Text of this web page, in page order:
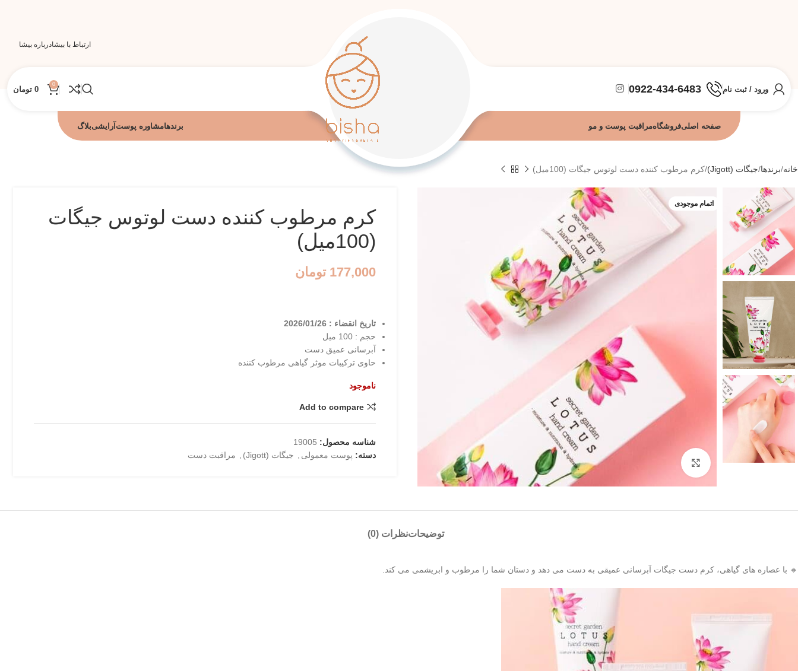
ارتباط با بیشادرباره بیشا
ورود / ثبت نام 0922-434-6483
0
0 تومان
صفحه اصلیفروشگاهمراقبت پوست و مو برندهامشاوره پوستآرایشیبلاگ
خانه برندها جیگات (Jigott) کرم مرطوب کننده دست لوتوس جیگات (100میل)
اتمام موجودی
کرم مرطوب کننده دست لوتوس جیگات
(100میل)
177,000 تومان
تاریخ انقضاء : 2026/01/26
حجم : 100 میل
آبرسانی عمیق دست
حاوی ترکیبات موثر گیاهی مرطوب کننده
ناموجود
Add to compare
شناسه محصول: 19005
دسته: پوست معمولی جیگات (Jigott) مراقبت دست
توضیحاتنظرات (0)
🔸 با عصاره های گیاهی، کرم دست جیگات آبرسانی عمیقی به دست می دهد و دستان شما را مرطوب و ابریشمی می کند.